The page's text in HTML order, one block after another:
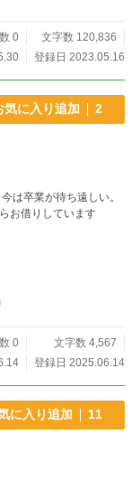
0
文字数 120,836
登録日 2023.05.16
気に入り追加 2
は卒業が待ち遠しい。
お借りしています
0
文字数 4,567
登録日 2025.06.14
に入り追加 11